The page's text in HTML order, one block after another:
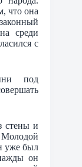
что она
среди
с
под
стены и
уже был
он